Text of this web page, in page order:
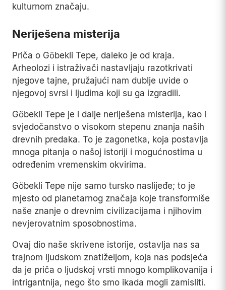
kulturnom značaju.
Neriješena misterija
Priča o Göbekli Tepe, daleko je od kraja.
Arheolozi i istraživači nastavljaju razotkrivati
njegove tajne, pružajući nam dublje uvide o
njegovoj svrsi i ljudima koji su ga izgradili.
Göbekli Tepe je i dalje neriješena misterija, kao i
svjedočanstvo o visokom stepenu znanja naših
drevnih predaka. To je zagonetka, koja postavlja
mnoga pitanja o našoj istoriji i mogućnostima u
određenim vremenskim okvirima.
Göbekli Tepe nije samo tursko naslijeđe; to je
mjesto od planetarnog značaja koje transformiše
naše znanje o drevnim civilizacijama i njihovim
nevjerovatnim sposobnostima.
Ovaj dio naše skrivene istorije, ostavlja nas sa
trajnom ljudskom znatiželjom, koja nas podsjeća
da je priča o ljudskoj vrsti mnogo komplikovanija i
intrigantnija, nego što smo ikada mogli zamisliti.